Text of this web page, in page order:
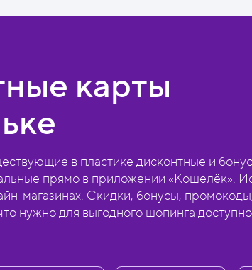
карты
в пластике дисконтные и
прямо в приложении «Кошелёк».
магазинах. Скидки, бонусы,
нужно для выгодного шопинга